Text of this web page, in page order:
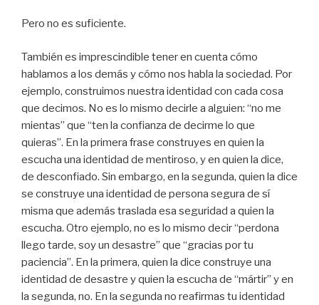
Pero no es suficiente.
También es imprescindible tener en cuenta cómo
hablamos a los demás y cómo nos habla la sociedad. Por
ejemplo, construimos nuestra identidad con cada cosa
que decimos. No es lo mismo decirle a alguien: “no me
mientas” que “ten la confianza de decirme lo que
quieras”. En la primera frase construyes en quien la
escucha una identidad de mentiroso, y en quien la dice,
de desconfiado. Sin embargo, en la segunda, quien la dice
se construye una identidad de persona segura de sí
misma que además traslada esa seguridad a quien la
escucha. Otro ejemplo, no es lo mismo decir “perdona
llego tarde, soy un desastre” que “gracias por tu
paciencia”. En la primera, quien la dice construye una
identidad de desastre y quien la escucha de “mártir” y en
la segunda, no. En la segunda no reafirmas tu identidad